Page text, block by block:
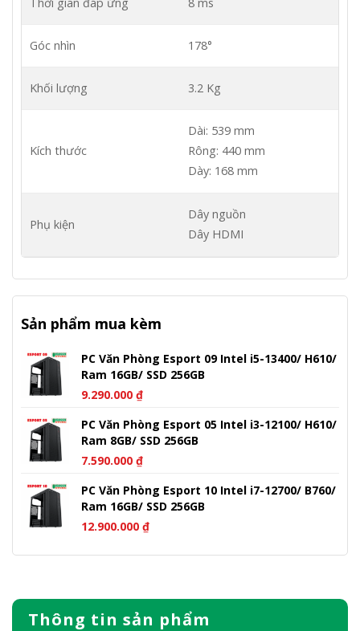
Thông tin sản phẩm
Góc nhìn 178°
Khối lượng 3.2 Kg
Kích thước
Dài: 539 mm
Rông: 440 mm
Dày: 168 mm
Phụ kiện
Dây nguồn
Dây HDMI
Sản phẩm mua kèm
PC Văn Phòng Esport 09 Intel i5-13400/ H610/
Ram 16GB/ SSD 256GB
9.290.000 ₫
PC Văn Phòng Esport 05 Intel i3-12100/ H610/
Ram 8GB/ SSD 256GB
7.590.000 ₫
PC Văn Phòng Esport 10 Intel i7-12700/ B760/
Ram 16GB/ SSD 256GB
12.900.000 ₫